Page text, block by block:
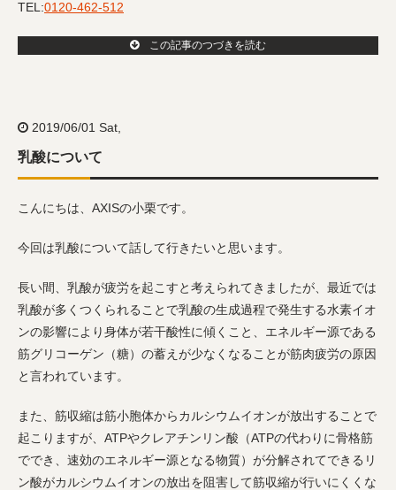
TEL:0120-462-512
この記事のつづきを読む
2019/06/01 Sat,
乳酸について
こんにちは、AXISの小栗です。
今回は乳酸について話して行きたいと思います。
長い間、乳酸が疲労を起こすと考えられてきましたが、最近では
乳酸が多くつくられることで乳酸の生成過程で発生する水素イオ
ンの影響により身体が若干酸性に傾くこと、エネルギー源である
筋グリコーゲン（糖）の蓄えが少なくなることが筋肉疲労の原因
と言われています。
また、筋収縮は筋小胞体からカルシウムイオンが放出することで
起こりますが、ATPやクレアチンリン酸（ATPの代わりに骨格筋
ででき、速効のエネルギー源となる物質）が分解されてできるリ
ン酸がカルシウムイオンの放出を阻害して筋収縮が行いにくくな